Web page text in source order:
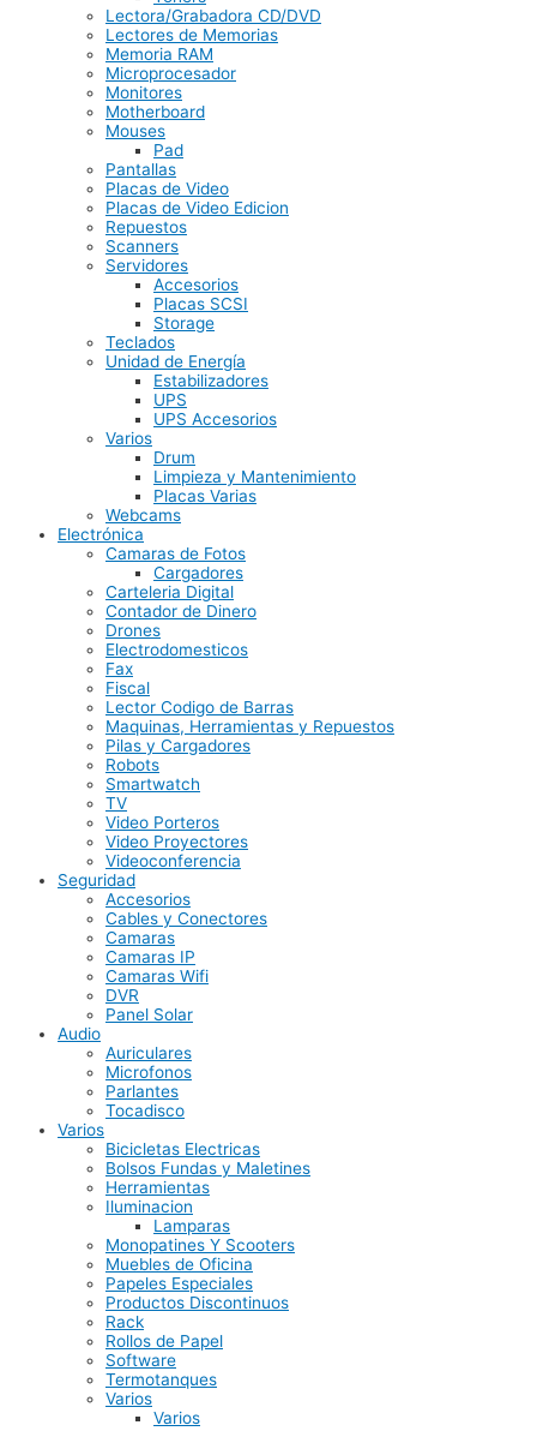
Lectora/Grabadora CD/DVD
Lectores de Memorias
Memoria RAM
Microprocesador
Monitores
Motherboard
Mouses
Pad
Pantallas
Placas de Video
Placas de Video Edicion
Repuestos
Scanners
Servidores
Accesorios
Placas SCSI
Storage
Teclados
Unidad de Energía
Estabilizadores
UPS
UPS Accesorios
Varios
Drum
Limpieza y Mantenimiento
Placas Varias
Webcams
Electrónica
Camaras de Fotos
Cargadores
Carteleria Digital
Contador de Dinero
Drones
Electrodomesticos
Fax
Fiscal
Lector Codigo de Barras
Maquinas, Herramientas y Repuestos
Pilas y Cargadores
Robots
Smartwatch
TV
Video Porteros
Video Proyectores
Videoconferencia
Seguridad
Accesorios
Cables y Conectores
Camaras
Camaras IP
Camaras Wifi
DVR
Panel Solar
Audio
Auriculares
Microfonos
Parlantes
Tocadisco
Varios
Bicicletas Electricas
Bolsos Fundas y Maletines
Herramientas
Iluminacion
Lamparas
Monopatines Y Scooters
Muebles de Oficina
Papeles Especiales
Productos Discontinuos
Rack
Rollos de Papel
Software
Termotanques
Varios
Varios